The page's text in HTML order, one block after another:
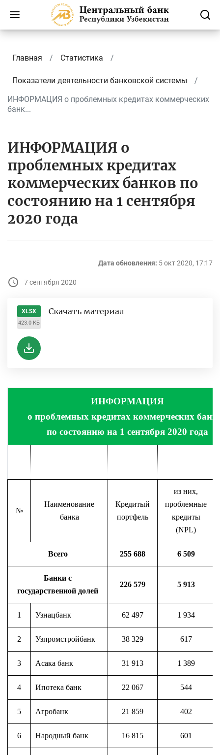
Главная Статистика
Показатели деятельности банковской системы
ИНФОРМАЦИЯ о проблемных кредитах коммерческих
банк...
ИНФОРМАЦИЯ о
проблемных кредитах
коммерческих банков по
состоянию на 1 сентября
2020 года
Дата обновления: 5 окт 2020, 17:17
7 сентября 2020
XLSX
423.0 КБ
Скачать материал
ИНФОРМАЦИЯ
о проблемных кредитах коммерческих
по состоянию на 1 сентября 2020 года
№
Наименование
банка
Кредитый
портфель
из них,
проблемные
кредиты
(NPL)
Всего 255 688 6 509
Банки с
государственной долей
226 579 5 913
1 Узнацбанк 62 497 1 934
2 Узпромстройбанк 38 329 617
3 Асака банк 31 913 1 389
4 Ипотека банк 22 067 544
5 Агробанк 21 859 402
6 Народный банк 16 815 601